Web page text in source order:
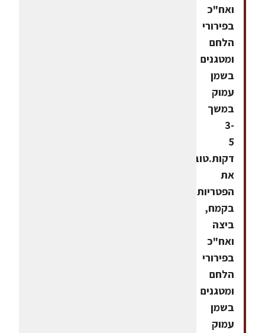
ואח"כ
בפירורי
הלחם
ומטגנים
בשמן
עמוק
במשך
3-
5
דקות.טובלים
את
הפטריות
בקמח,
ביצה
ואח"כ
בפירורי
הלחם
ומטגנים
בשמן
עמוק